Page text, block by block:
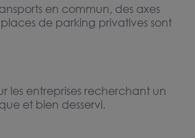
en commun, des axes
de parking privatives sont
les entreprises recherchant un
et bien desservi.